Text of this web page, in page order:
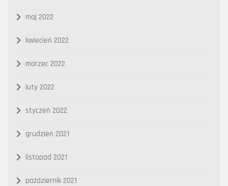
maj 2022
kwiecień 2022
marzec 2022
luty 2022
styczeń 2022
grudzień 2021
listopad 2021
październik 2021